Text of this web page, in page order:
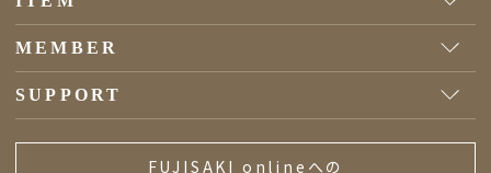
MEMBER
SUPPORT
FUJISAKI onlineへの